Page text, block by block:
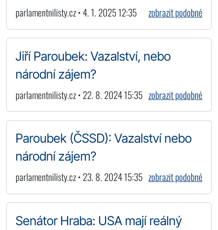
parlamentnilisty.cz • 4. 1. 2025 12:35 zobrazit podobné
Jiří Paroubek: Vazalství, nebo
národní zájem?
parlamentnilisty.cz • 22. 8. 2024 15:35 zobrazit podobné
Paroubek (ČSSD): Vazalství nebo
národní zájem?
parlamentnilisty.cz • 23. 8. 2024 15:35 zobrazit podobné
Senátor Hraba: USA mají reálný